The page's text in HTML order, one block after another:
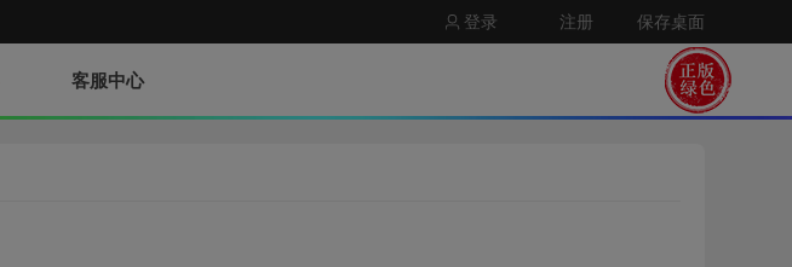
登录 注册 保存桌面
客服中心